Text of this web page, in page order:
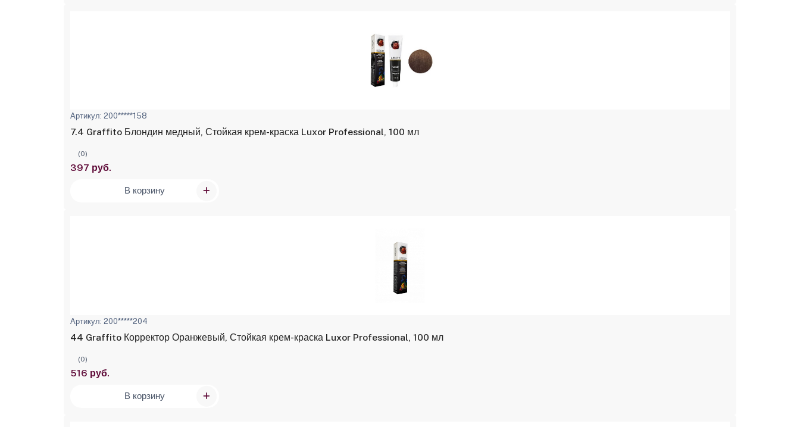
Артикул: 200*****158
7.4 Graffito Блондин медный, Стойкая крем-краска Luxor Professional, 100 мл
(0)
397 руб.
В корзину
Артикул: 200*****204
44 Graffito Корректор Оранжевый, Стойкая крем-краска Luxor Professional, 100 мл
(0)
516 руб.
В корзину